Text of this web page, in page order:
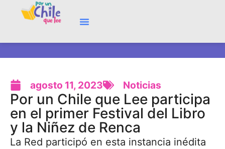
agosto 11, 2023 Noticias
Por un Chile que Lee participa
en el primer Festival del Libro
y la Niñez de Renca
La Red participó en esta instancia inédita